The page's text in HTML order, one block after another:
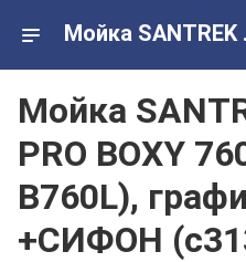
Мойка
Мойка
PRO BOXY
B760L),
+СИФОН